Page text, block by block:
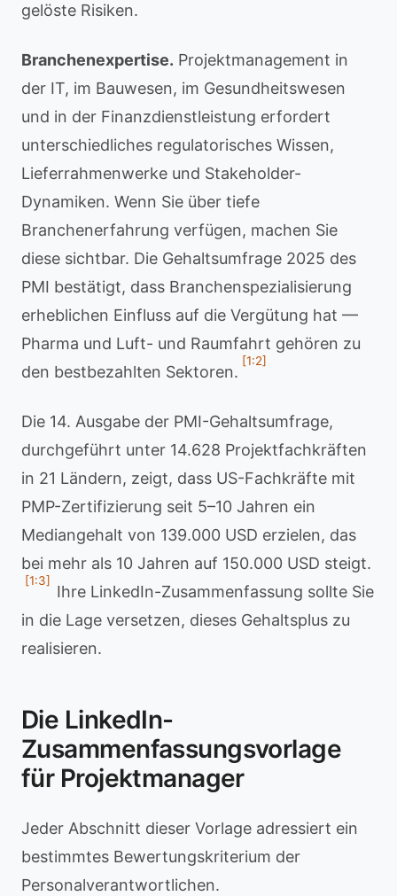
gelöste Risiken.
Branchenexpertise. Projektmanagement in
der IT, im Bauwesen, im Gesundheitswesen
und in der Finanzdienstleistung erfordert
unterschiedliches regulatorisches Wissen,
Lieferrahmenwerke und Stakeholder-
Dynamiken. Wenn Sie über tiefe
Branchenerfahrung verfügen, machen Sie
diese sichtbar. Die Gehaltsumfrage 2025 des
PMI bestätigt, dass Branchenspezialisierung
erheblichen Einfluss auf die Vergütung hat —
Pharma und Luft- und Raumfahrt gehören zu
den bestbezahlten Sektoren.
[1:2]
Die 14. Ausgabe der PMI-Gehaltsumfrage,
durchgeführt unter 14.628 Projektfachkräften
in 21 Ländern, zeigt, dass US-Fachkräfte mit
PMP-Zertifizierung seit 5–10 Jahren ein
Mediangehalt von 139.000 USD erzielen, das
bei mehr als 10 Jahren auf 150.000 USD steigt.
[1:3]
Ihre LinkedIn-Zusammenfassung sollte Sie
in die Lage versetzen, dieses Gehaltsplus zu
realisieren.
Die LinkedIn-
Zusammenfassungsvorlage
für Projektmanager
Jeder Abschnitt dieser Vorlage adressiert ein
bestimmtes Bewertungskriterium der
Personalverantwortlichen.